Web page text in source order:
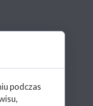
podczas